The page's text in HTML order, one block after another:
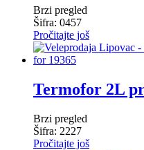
Brzi pregled
Šifra: 0457
Pročitajte još
Termofor 2L
Brzi pregled
Šifra: 2227
Pročitajte još